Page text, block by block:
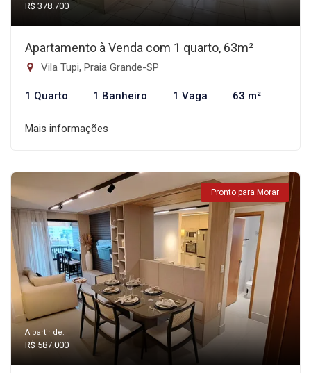
R$ 378.700
Apartamento à Venda com 1 quarto, 63m²
Vila Tupi, Praia Grande-SP
1 Quarto 1 Banheiro 1 Vaga 63 m²
Mais informações
Pronto para Morar
A partir de:
R$ 587.000